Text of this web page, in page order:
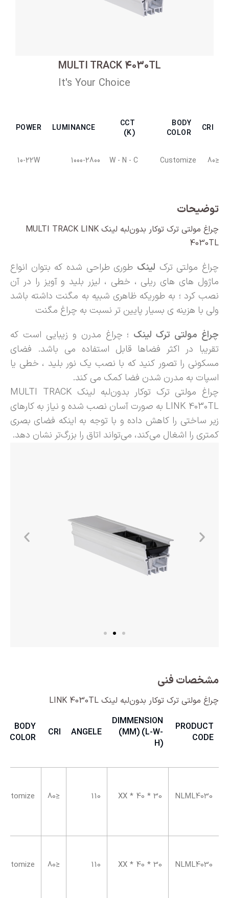
MULTI TRACK 4030TL
It's Your Choice
CRI
BODY
COLOR
CCT
(K)
LUMINANCE
POWER
≤80
Customize
1000-2800
10-22W
توضیحات
چراغ مولتی ترک توکار بدون‌لبه لینک MULTI TRACK LINK
4030TL
چراغ مولتی ترک لینک طوری طراحی شده که بتوان انواع
ماژول های های ریلی ، خطی ، لیزر بلید و آویز را در آن
نصب کرد ؛ به طوریکه ظاهری شبیه به مگنت داشته باشد
ولی با هزینه ی بسیار پایین تر نسبت به چراغ مگنت
چراغ مولتی ترک لینک ؛ چراغ مدرن و زیبایی است که
تقریبا در اکثر فضاها قابل استفاده می باشد. فضای
مسکونی را تصور کنید که با نصب یک نور بلید ، خطی یا
اسپات به مدرن شدن فضا کمک می کند.
چراغ مولتی ترک توکار بدون‌لبه لینک MULTI TRACK
LINK 4030TL به صورت آسان نصب شده و نیاز به کارهای
زیر ساختی را کاهش داده و با توجه‌ به اینکه فضای بصری
کمتری را اشغال می‌کند، می‌تواند اتاق را بزرگ‌تر نشان دهد.
مشخصات فنی
چراغ مولتی ترک توکار بدون‌لبه لینک LINK 4030TL
PRODUCT
CODE
DIMMENSION
(MM) (L-W-
H)
ANGELE
CRI
BODY
COLOR
NLML4030
XX * 40 * 30
110
≤80
NLML4030
XX * 40 * 30
110
≤80